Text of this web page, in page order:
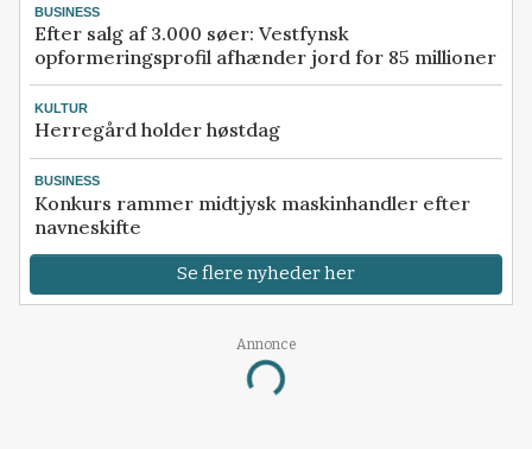
BUSINESS
Efter salg af 3.000 søer: Vestfynsk
opformeringsprofil afhænder jord for 85 millioner
KULTUR
Herregård holder høstdag
BUSINESS
Konkurs rammer midtjysk maskinhandler efter
navneskifte
Se flere nyheder her
Annonce
Loading...